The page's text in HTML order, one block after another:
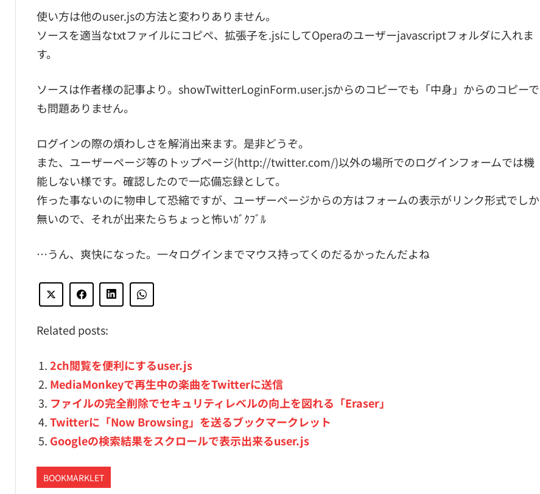
使い方は他のuser.jsの方法と変わりありません。
ソースを適当なtxtファイルにコピペ、拡張子を.jsにしてOperaのユーザーjavascriptフォルダに入れま
す。
ソースは作者様の記事より。showTwitterLoginForm.user.jsからのコピーでも「中身」からのコピーで
も問題ありません。
ログインの際の煩わしさを解消出来ます。是非どうぞ。
また、ユーザーページ等のトップページ(http://twitter.com/)以外の場所でのログインフォームでは機
能しない様です。確認したので一応備忘録として。
作った事ないのに物申して恐縮ですが、ユーザーページからの方はフォームの表示がリンク形式でしか
無いので、それが出来たらちょっと怖いｶﾞｸﾌﾞﾙ
…うん、爽快になった。一々ログインまでマウス持ってくのだるかったんだよね
Related posts:
2ch閲覧を便利にするuser.js
MediaMonkeyで再生中の楽曲をTwitterに送信
ファイルの完全削除でセキュリティレベルの向上を図れる「Eraser」
Twitterに「Now Browsing」を送るブックマークレット
Googleの検索結果をスクロールで表示出来るuser.js
BOOKMARKLET